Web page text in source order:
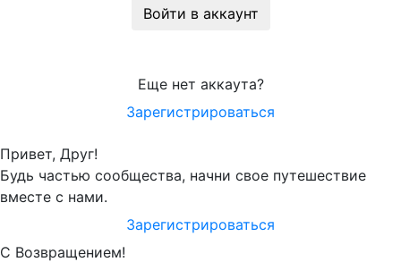
Войти в аккаунт
Еще нет аккаута?
Зарегистрироваться
Привет, Друг!
Будь частью сообщества, начни свое путешествие
вместе с нами.
Зарегистрироваться
С Возвращением!